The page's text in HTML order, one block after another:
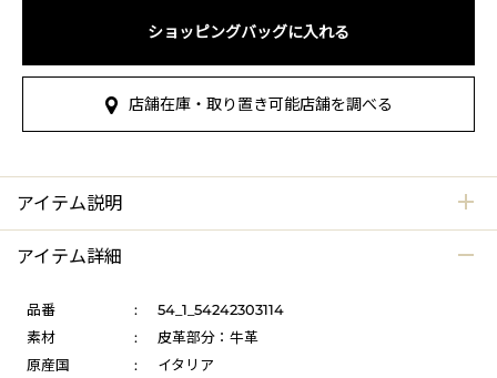
ショッピングバッグに入れる
店舗在庫・取り置き可能店舗を調べる
アイテム説明
アイテム詳細
品番 :
54_1_54242303114
素材
:
皮革部分：牛革
原産国
:
イタリア